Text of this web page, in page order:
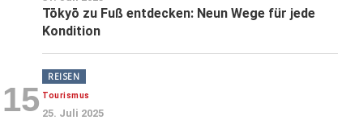
Tōkyō zu Fuß entdecken: Neun Wege für jede
Kondition
15
REISEN
Tourismus
25. Juli 2025